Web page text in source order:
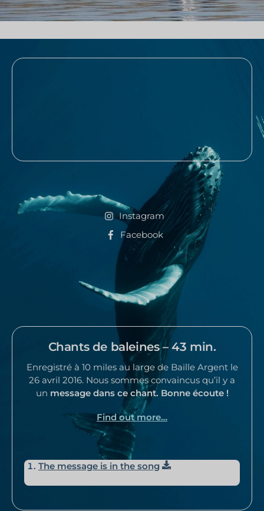
Instagram
Facebook
Chants de baleines – 43 min.
Enregistré à 10 miles au large de Baille Argent le
26 avril 2016. Nous sommes convaincus qu’il y a
un message dans ce chant. Bonne écoute !
Find out more…
The message is in the song Télécharger